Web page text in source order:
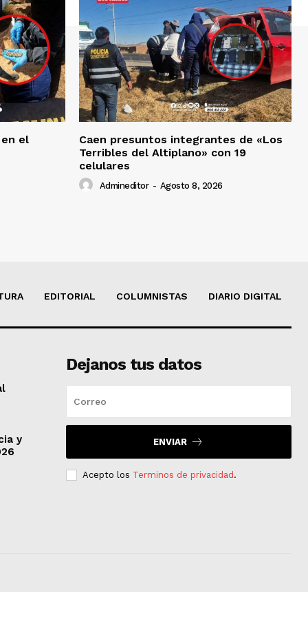
el
Caen presuntos integrantes de «Los
Terribles del Altiplano» con 19
celulares
Admineditor - Agosto 8, 2026
EDITORIAL COLUMNISTAS DIARIO DIGITAL
y
Dejanos tus datos
ENVIAR
Acepto los Terminos de privacidad .